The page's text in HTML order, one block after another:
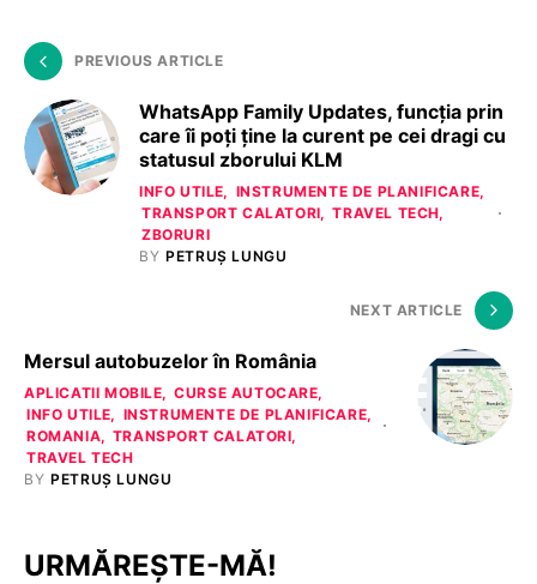
PREVIOUS ARTICLE
WhatsApp Family Updates, funcția prin
care îi poți ține la curent pe cei dragi cu
statusul zborului KLM
INFO UTILE
INSTRUMENTE DE PLANIFICARE
TRANSPORT CALATORI
TRAVEL TECH
ZBORURI
BY PETRUȘ LUNGU
NEXT ARTICLE
Mersul autobuzelor în România
APLICATII MOBILE
CURSE AUTOCARE
INFO UTILE
INSTRUMENTE DE PLANIFICARE
ROMANIA
TRANSPORT CALATORI
TRAVEL TECH
BY PETRUȘ LUNGU
URMĂREȘTE-MĂ!